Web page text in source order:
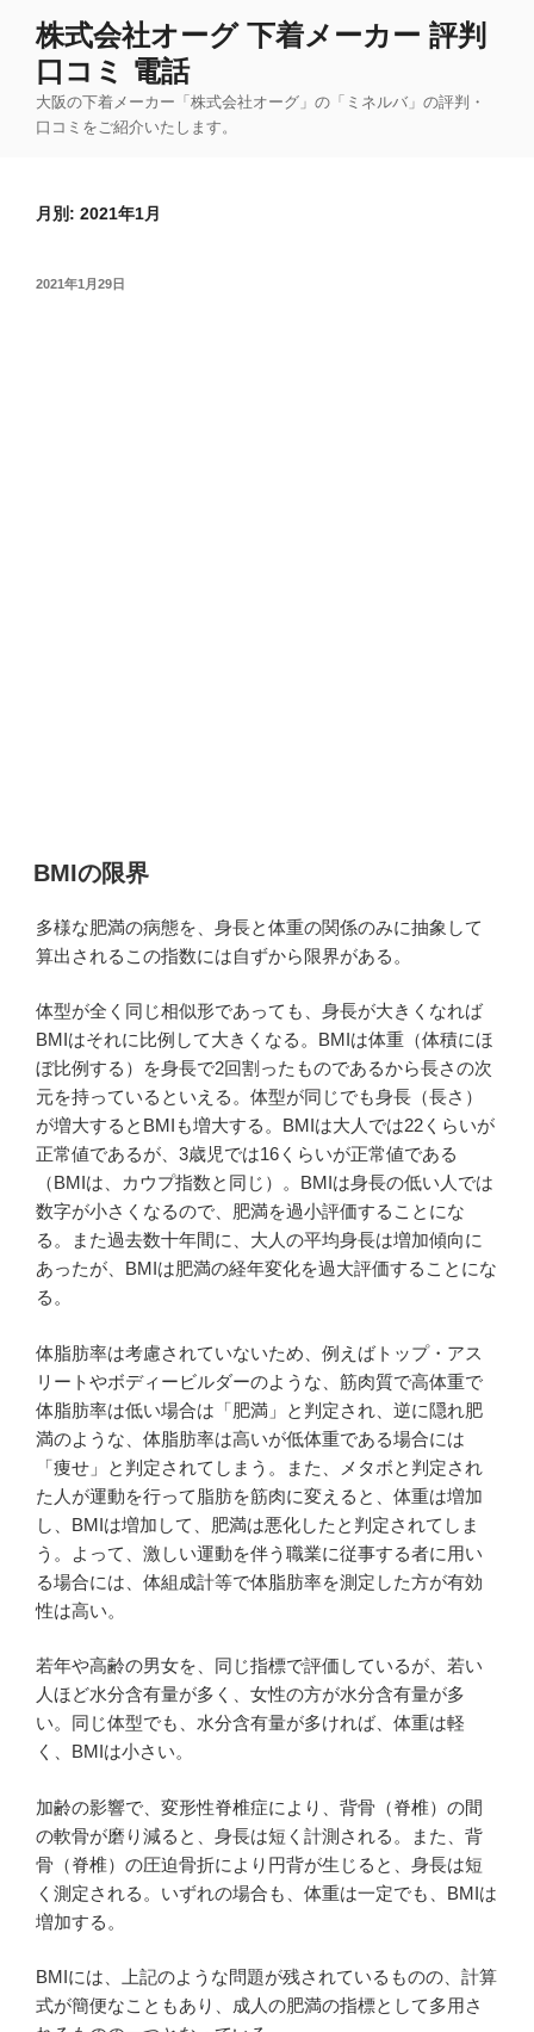
株式会社オーグ 下着メーカー 評判
口コミ 電話
大阪の下着メーカー「株式会社オーグ」の「ミネルバ」の評判・
口コミをご紹介いたします。
月別: 2021年1月
投
2021年1月29日
BMIの限界
多様な肥満の病態を、身長と体重の関係のみに抽象して
算出されるこの指数には自ずから限界がある。
体型が全く同じ相似形であっても、身長が大きくなれば
BMIはそれに比例して大きくなる。BMIは体重（体積にほ
ぼ比例する）を身長で2回割ったものであるから長さの次
元を持っているといえる。体型が同じでも身長（長さ）
が増大するとBMIも増大する。BMIは大人では22くらいが
正常値であるが、3歳児では16くらいが正常値である
（BMIは、カウプ指数と同じ）。BMIは身長の低い人では
数字が小さくなるので、肥満を過小評価することにな
る。また過去数十年間に、大人の平均身長は増加傾向に
あったが、BMIは肥満の経年変化を過大評価することにな
る。
体脂肪率は考慮されていないため、例えばトップ・アス
リートやボディービルダーのような、筋肉質で高体重で
体脂肪率は低い場合は「肥満」と判定され、逆に隠れ肥
満のような、体脂肪率は高いが低体重である場合には
「痩せ」と判定されてしまう。また、メタボと判定され
た人が運動を行って脂肪を筋肉に変えると、体重は増加
し、BMIは増加して、肥満は悪化したと判定されてしま
う。よって、激しい運動を伴う職業に従事する者に用い
る場合には、体組成計等で体脂肪率を測定した方が有効
性は高い。
若年や高齢の男女を、同じ指標で評価しているが、若い
人ほど水分含有量が多く、女性の方が水分含有量が多
い。同じ体型でも、水分含有量が多ければ、体重は軽
く、BMIは小さい。
加齢の影響で、変形性脊椎症により、背骨（脊椎）の間
の軟骨が磨り減ると、身長は短く計測される。また、背
骨（脊椎）の圧迫骨折により円背が生じると、身長は短
く測定される。いずれの場合も、体重は一定でも、BMIは
増加する。
BMIには、上記のような問題が残されているものの、計算
式が簡便なこともあり、成人の肥満の指標として多用さ